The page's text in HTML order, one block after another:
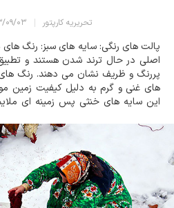
تحریریه کارپتور ۱۴۰۳/
پالت های رنگی: سایه های سبز: رنگ
اصلی در حال ترند شدن هستند و
پررنگ و ظریف نشان می دهند. رنگ
های غنی و گرم به دلیل کیفیت زمین
این سایه های خنثی پس زمینه ای